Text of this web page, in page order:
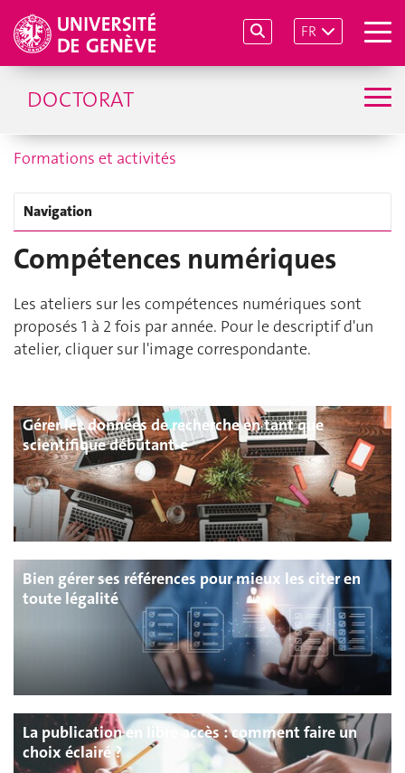
FR
DOCTORAT
Formations et activités
Navigation
Compétences numériques
Les ateliers sur les compétences numériques sont
proposés 1 à 2 fois par année. Pour le descriptif d'un
atelier, cliquer sur l'image correspondante.
Gérer les données de recherche en tant que
scientifique débutant-e
Bien gérer ses références pour mieux les citer en
toute légalité
La publication en libre accès : comment faire un
choix éclairé ?